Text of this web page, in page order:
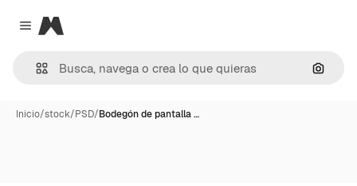
Close menu
Magnific
Inicio/stock/PSD/Bodegón de pantalla …